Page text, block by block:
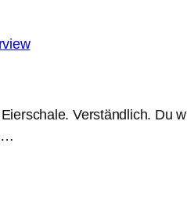
Verständlich. Du
…